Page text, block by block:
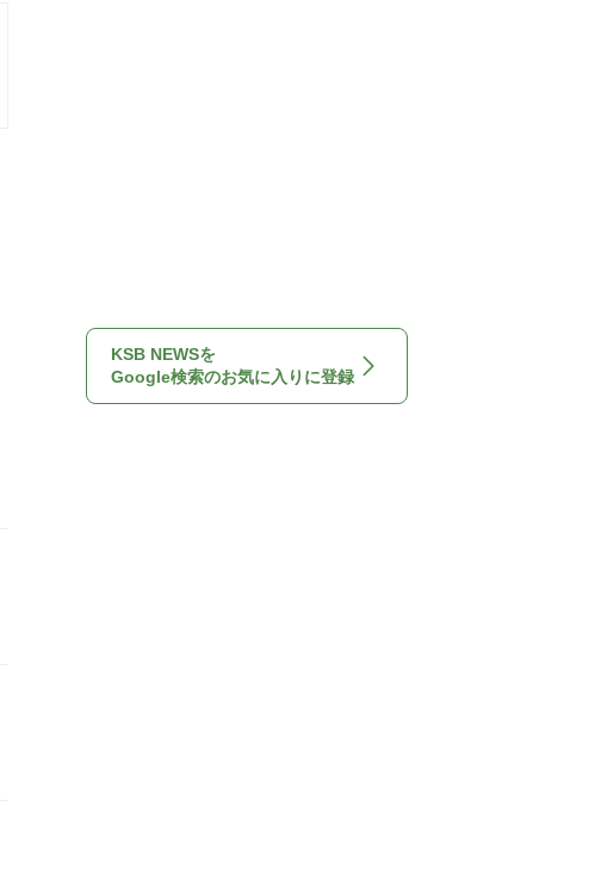
KSB NEWSを
Google検索のお気に入りに登録